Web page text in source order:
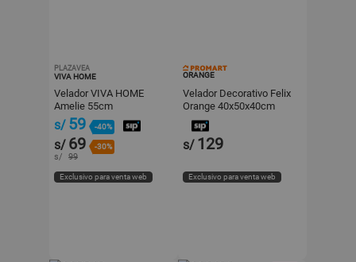
PLAZAVEA
VIVA HOME
Velador VIVA HOME
Amelie 55cm
s/ 59 -40%
s/ 69 -30%
s/ 99
Exclusivo para venta web
ORANGE
Velador Decorativo Felix
Orange 40x50x40cm
s/ 129
Exclusivo para venta web